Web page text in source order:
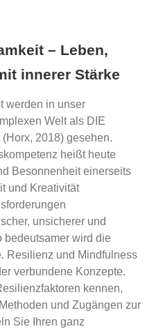
– Leben,
innerer Stärke
werden in unser
Welt als DIE
2018) gesehen.
heißt heute
Besonnenheit einerseits
und Kreativität
unsicherer und
bedeutsamer wird die
Resilienz und Mindfulness
verbundene Konzepte.
kennen,
und Zugängen zur
Sie Ihren ganz